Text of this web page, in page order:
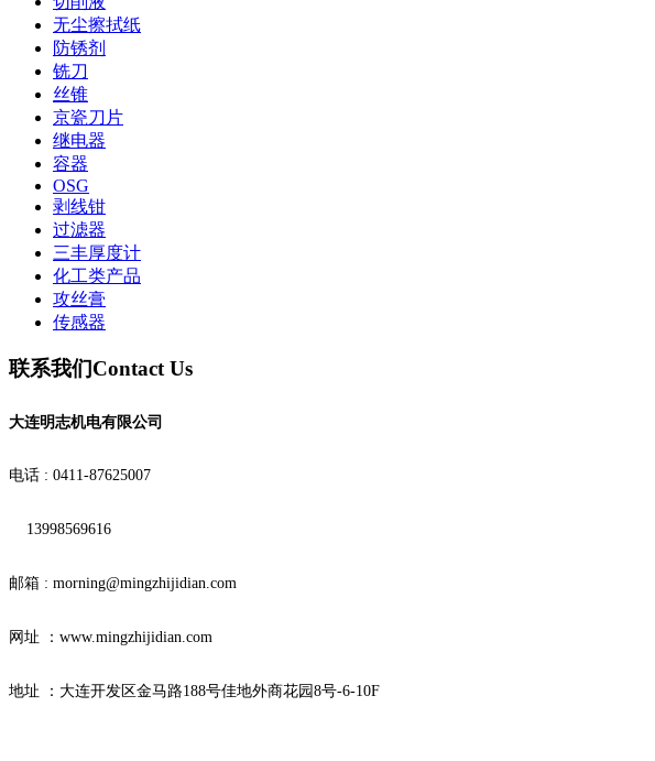
无尘擦拭纸
防锈剂
铣刀
丝锥
京瓷刀片
继电器
容器
OSG
剥线钳
过滤器
三丰厚度计
化工类产品
攻丝膏
传感器
联系我们Contact Us
大连明志机电有限公司
电话 : 0411-87625007
13998569616
邮箱 : morning@mingzhijidian.com
网址 ：www.mingzhijidian.com
地址 ：大连开发区金马路188号佳地外商花园8号-6-10F